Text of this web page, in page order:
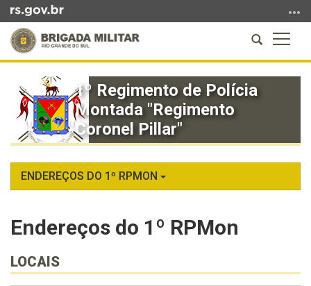
para
conteúdo
para
menu
busca
a
Abrir
a
busca
conteúdo
1º Regimento de Polícia
Montada "Regimento
Coronel Pillar"
ENDEREÇOS DO 1º RPMON
Endereços do 1º RPMon
LOCAIS